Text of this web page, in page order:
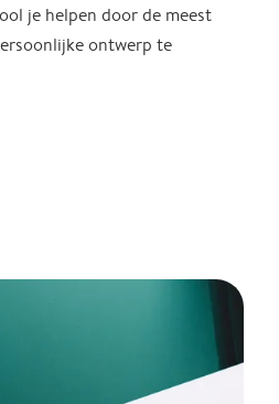
je helpen door de meest
ontwerp te